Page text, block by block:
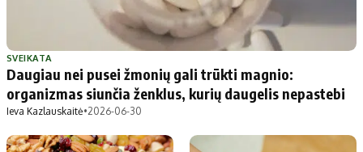
Dirbtinis intelektas
Gineso rekordai
Technologijos
Indėlių palūkanos
Ekonomikos naujienos
Didžiosios savivaldybės Kitos savivaldybės
SVEIKATA
Daugiau nei pusei žmonių gali trūkti magnio:
organizmas siunčia ženklus, kurių daugelis nepastebi
Ieva Kazlauskaitė•2026-06-30